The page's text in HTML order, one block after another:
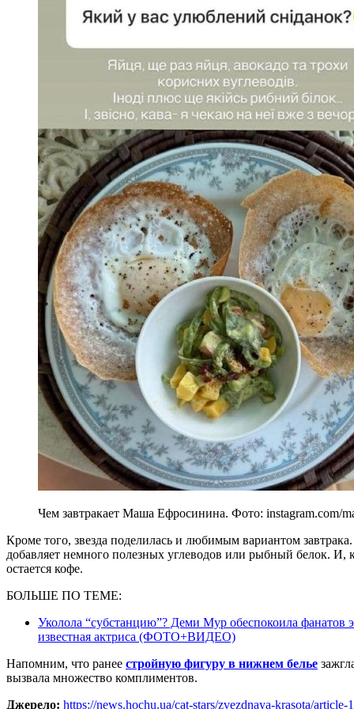
Чем завтракает Маша Ефросинина. Фото: instagram.com/
Кроме того, звезда поделилась и любимым вариантом
добавляет немного полезных углеводов или рыбный белок. И,
остается кофе.
БОЛЬШЕ ПО ТЕМЕ:
Уколола “субстанцию”? Деми Мур обеспокоила фанатов
известная актриса (ФОТО+ВИДЕО)
Напомним, что ранее стройную фигуру в нижнем белье
вызвала множество комплиментов.
Джерело: https://news.hochu.ua/cat-stars/zvezdnaya-krasota/